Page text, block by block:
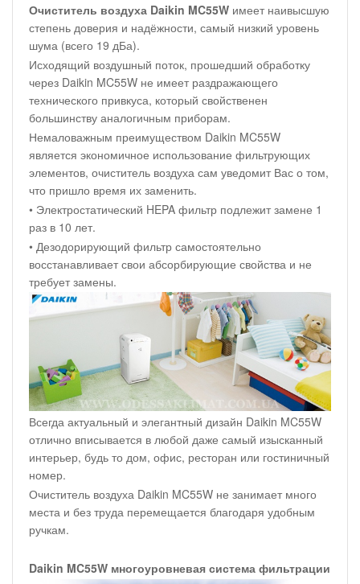
Очиститель воздуха Daikin MC55W имеет наивысшую
степень доверия и надёжности, самый низкий уровень
шума (всего 19 дБа).
Исходящий воздушный поток, прошедший обработку
через Daikin MC55W не имеет раздражающего
технического привкуса, который свойственен
большинству аналогичным приборам.
Немаловажным преимуществом Daikin MC55W
является экономичное использование фильтрующих
элементов, очиститель воздуха сам уведомит Вас о том,
что пришло время их заменить.
• Электростатический HEPA фильтр подлежит замене 1
раз в 10 лет.
• Дезодорирующий фильтр самостоятельно
восстанавливает свои абсорбирующие свойства и не
требует замены.
Всегда актуальный и элегантный дизайн Daikin MC55W
отлично вписывается в любой даже самый изысканный
интерьер, будь то дом, офис, ресторан или гостиничный
номер.
Очиститель воздуха Daikin MC55W не занимает много
места и без труда перемещается благодаря удобным
ручкам.
Daikin MC55W многоуровневая система фильтрации